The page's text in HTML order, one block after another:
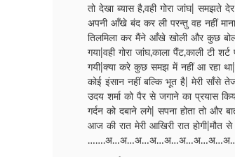
तो देखा ब्यास है,वही गोरा जांघ| समझते
अपनी आँखे बंद कर ली परन्तु वह नहीं
तिलमिला कर मैंने आँखे खोली और कुछ
गया|वही गोरा जांघ,काला पैंट,काली टी
गयी|क्या करे कुछ समझ में नहीं आ रहा
कोई इंसान नहीं बल्कि भूत है| मेरी साँसे
उदय शर्मा को पैर से जगाने का प्रयास
गर्दन को दबाने लगे| सपना होता तो
आज की रात मेरी आखिरी रात होगी|मौत